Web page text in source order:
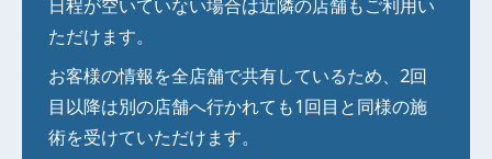
日程が空いていない場合は近隣の店舗もご利用い
ただけます。
お客様の情報を全店舗で共有しているため、2回
目以降は別の店舗へ行かれても1回目と同様の施
術を受けていただけます。